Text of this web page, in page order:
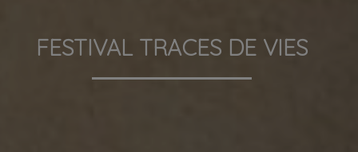
FESTIVAL TRACES DE VIES